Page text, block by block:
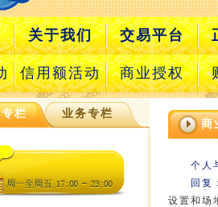
关于我们 交易平台
信用额活动 商业授权
栏 业务专栏
商
个人
回复：
设置和场